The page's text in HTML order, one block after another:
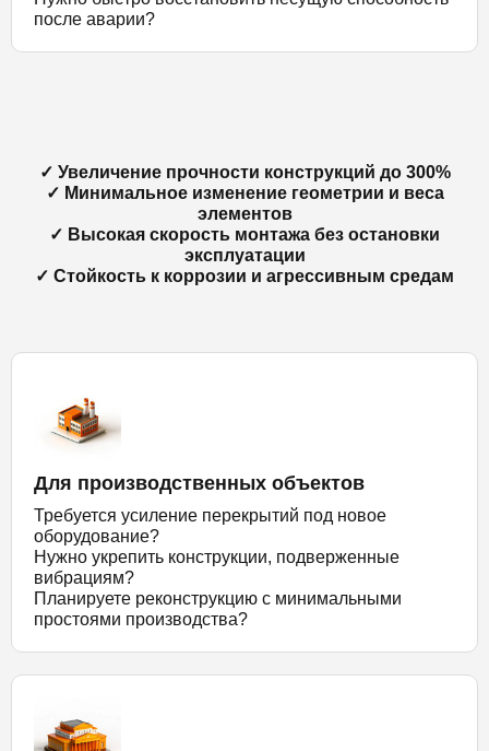
после аварии?
✓ Увеличение прочности конструкций до 300%
✓ Минимальное изменение геометрии и веса
элементов
✓ Высокая скорость монтажа без остановки
эксплуатации
✓ Стойкость к коррозии и агрессивным средам
Для производственных объектов
Требуется усиление перекрытий под новое
оборудование?
Нужно укрепить конструкции, подверженные
вибрациям?
Планируете реконструкцию с минимальными
простоями производства?